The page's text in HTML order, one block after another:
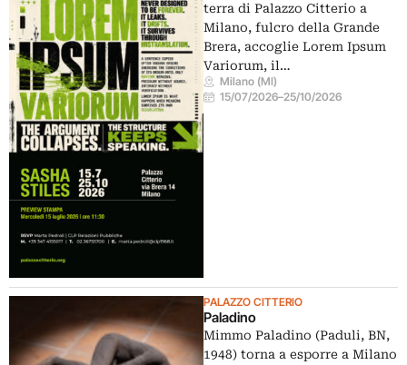
terra di Palazzo Citterio a
Milano, fulcro della Grande
Brera, accoglie Lorem Ipsum
Variorum, il…
Milano (MI)
15/07/2026–25/10/2026
PALAZZO CITTERIO
Paladino
Mimmo Paladino (Paduli, BN,
1948) torna a esporre a Milano